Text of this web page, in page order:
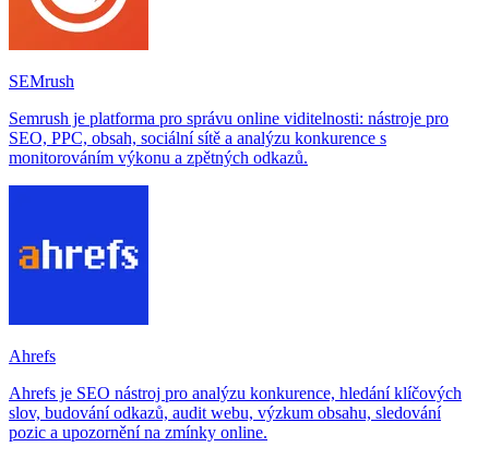
SEMrush
Semrush je platforma pro správu online viditelnosti: nástroje pro
SEO, PPC, obsah, sociální sítě a analýzu konkurence s
monitorováním výkonu a zpětných odkazů.
Ahrefs
Ahrefs je SEO nástroj pro analýzu konkurence, hledání klíčových
slov, budování odkazů, audit webu, výzkum obsahu, sledování
pozic a upozornění na zmínky online.